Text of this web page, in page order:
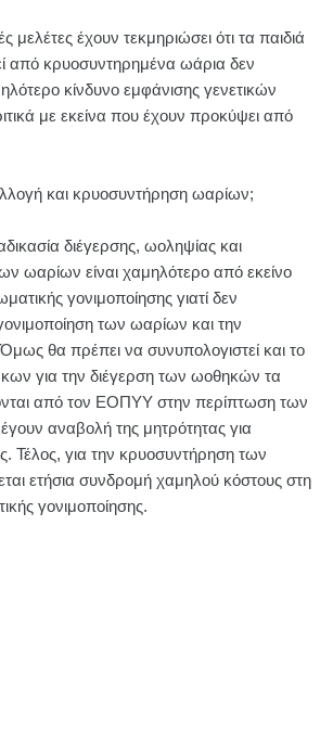
έχουν τεκμηριώσει ότι τα παιδιά
από κρυοσυντηρημένα ωάρια δεν
κίνδυνο εμφάνισης γενετικών
με εκείνα που έχουν προκύψει από
και κρυοσυντήρηση ωαρίων;
διέγερσης, ωοληψίας και
ωαρίων είναι χαμηλότερο από εκείνο
γονιμοποίησης γιατί δεν
των ωαρίων και την
θα πρέπει να συνυπολογιστεί και το
για την διέγερση των ωοθηκών τα
από τον ΕΟΠΥΥ στην περίπτωση των
αναβολή της μητρότητας για
Τέλος, για την κρυοσυντήρηση των
ετήσια συνδρομή χαμηλού κόστους στη
γονιμοποίησης.